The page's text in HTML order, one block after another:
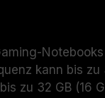
kann bis
zu 32 GB (16